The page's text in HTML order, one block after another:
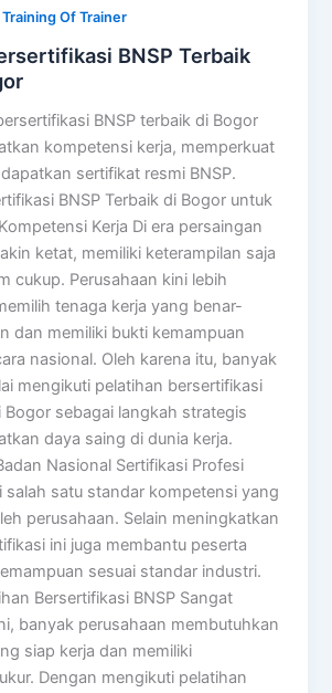
Training Of Trainer
BNSP Terbaik
BNSP terbaik di Bogor
kompetensi kerja, memperkuat
sertifikat resmi BNSP.
BNSP Terbaik di Bogor untuk
Kerja Di era persaingan
ketat, memiliki keterampilan saja
cukup. Perusahaan kini lebih
tenaga kerja yang benar-
dan memiliki bukti kemampuan
nasional. Oleh karena itu, banyak
mengikuti pelatihan bersertifikasi
Bogor sebagai langkah strategis
daya saing di dunia kerja.
Nasional Sertifikasi Profesi
salah satu standar kompetensi yang
perusahaan. Selain meningkatkan
ini juga membantu peserta
sesuai standar industri.
Bersertifikasi BNSP Sangat
banyak perusahaan membutuhkan
siap kerja dan memiliki
Dengan mengikuti pelatihan